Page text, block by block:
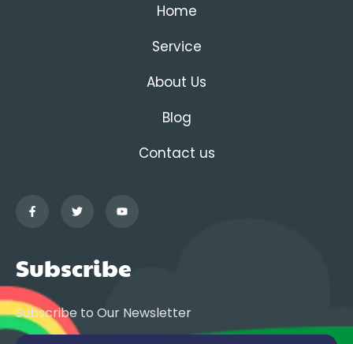
Home
Service
About Us
Blog
Contact us
Subscribe
Subscribe to Our Newsletter